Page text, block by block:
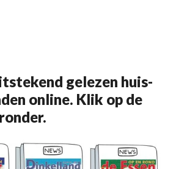
gelezen huis-
online. Klik op de